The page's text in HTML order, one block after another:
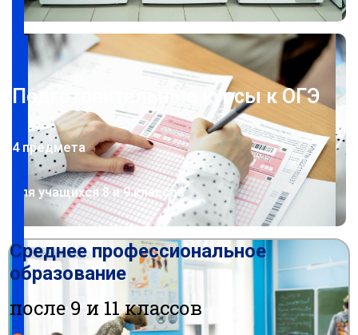
Подготовительные курсы к ОГЭ
4 предмета
для учащихся 8 и 9 классов
Среднее профессиональное
образование
после 9 и 11 классов